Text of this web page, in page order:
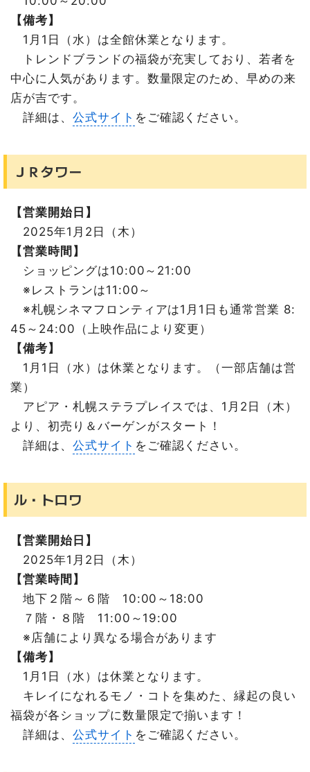
【備考】
1月1日（水）は全館休業となります。
トレンドブランドの福袋が充実しており、若者を
中心に人気があります。数量限定のため、早めの来
店が吉です。
詳細は、 公式サイト をご確認ください。
ＪＲタワー
【営業開始日】
2025年1月2日（木）
【営業時間】
ショッピングは10:00～21:00
※レストランは11:00～
※札幌シネマフロンティアは1月1日も通常営業 8:
45～24:00（上映作品により変更）
【備考】
1月1日（水）は休業となります。（一部店舗は営
業）
アピア・札幌ステラプレイスでは、1月2日（木）
より、初売り＆バーゲンがスタート！
詳細は、 公式サイト をご確認ください。
ル・トロワ
【営業開始日】
2025年1月2日（木）
【営業時間】
地下２階～６階 10:00～18:00
７階・８階 11:00～19:00
※店舗により異なる場合があります
【備考】
1月1日（水）は休業となります。
キレイになれるモノ・コトを集めた、縁起の良い
福袋が各ショップに数量限定で揃います！
詳細は、 公式サイト をご確認ください。